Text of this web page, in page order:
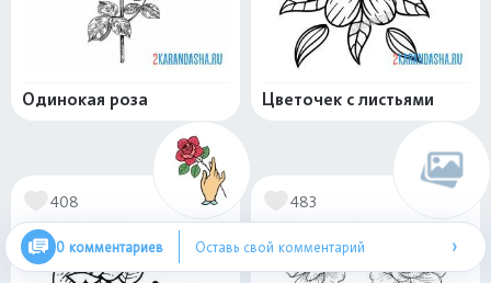
Одинокая роза Цветочек с листьями
408 483
0 комментариев Оставь свой комментарий ›